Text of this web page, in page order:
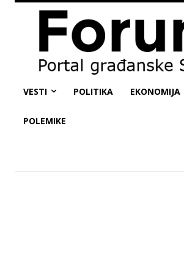
VESTI POLITIKA EKONOMIJA
POLEMIKE